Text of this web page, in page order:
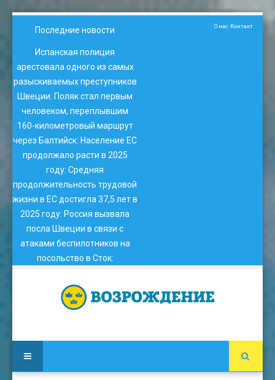
Последние новости
Испанская полиция
арестовала одного из самых
разыскиваемых преступников
Швеции: Поляк стал первым
человеком, переплывшим
160-километровый маршрут
через Балтийск: Население ЕС
продолжало расти в 2025
году: Средняя
продолжительность трудовой
жизни в ЕС достигла 37,5 лет в
2025 году: Россия вызвала
посла Швеции в связи с
атаками беспилотников на
посольство в Сток:
О нас Контакт